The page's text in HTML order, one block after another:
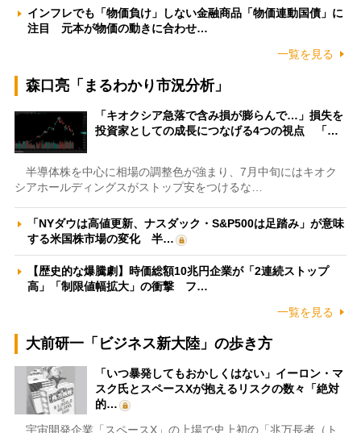
インフレでも「物価負け」しない金融商品「物価連動国債」に
注目 元本が物価の動きに合わせ…
一覧を見る
森口亮「まるわかり市況分析」
「キオクシア急落で含み損が膨らんで…」損失を
投資家としての成長につなげる4つの視点 「…
半導体株を中心に相場の調整色が強まり、7月中旬にはキオク
シアホールディングスがストップ安をつけるな…
「NYダウは高値更新、ナスダック・S&P500は足踏み」が意味
する米国株市場の変化 半…
【歴史的な爆騰劇】時価総額10兆円企業が「2連続ストップ
高」「制限値幅拡大」の衝撃 フ…
一覧を見る
大前研一「ビジネス新大陸」の歩き方
「いつ暴発してもおかしくはない」イーロン・マ
スク氏とスペースXが抱えるリスクの数々「絶対
的…
宇宙開発企業「スペースX」の上場で史上初の「兆万長者（ト